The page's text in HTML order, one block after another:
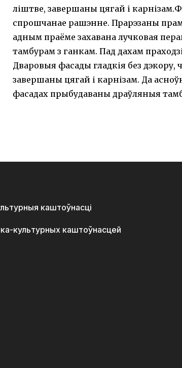
ліштве, завершаны цягай і
спрошчанае рашэнне. Прарэзаны
адным праёме захавана лучковая
тамбурам з ганкам. Пад дахам
Дваровыя фасады гладкія без
завершаны цягай і карнізам. Да
фасадах прыбудаваны драўляныя
каштоўнасці
культурных каштоўнасцей